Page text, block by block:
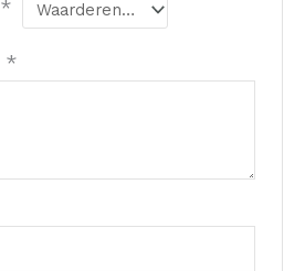
*
*